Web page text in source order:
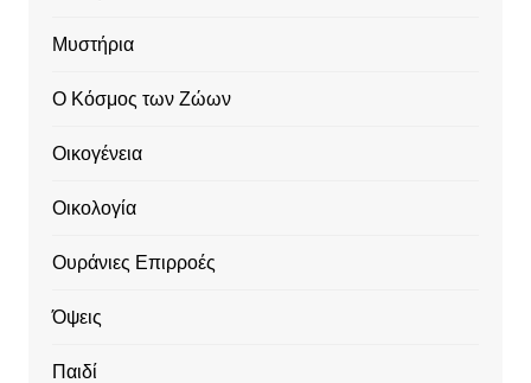
Μυστήρια
Ο Κόσμος των Ζώων
Οικογένεια
Οικολογία
Ουράνιες Επιρροές
Όψεις
Παιδί